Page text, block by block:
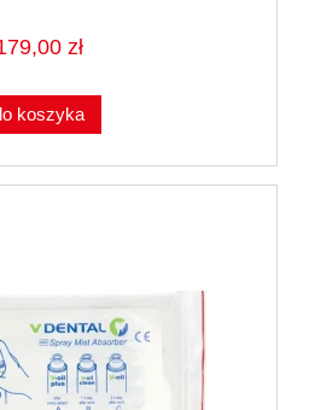
zł
koszyka